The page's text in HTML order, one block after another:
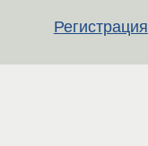
Регистрация